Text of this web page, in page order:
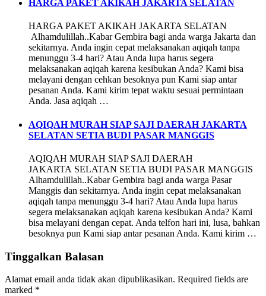
HARGA PAKET AKIKAH JAKARTA SELATAN
HARGA PAKET AKIKAH JAKARTA SELATAN
Alhamdulillah..Kabar Gembira bagi anda warga Jakarta dan
sekitarnya. Anda ingin cepat melaksanakan aqiqah tanpa
menunggu 3-4 hari? Atau Anda lupa harus segera
melaksanakan aqiqah karena kesibukan Anda? Kami bisa
melayani dengan cehkan besoknya pun Kami siap antar
pesanan Anda. Kami kirim tepat waktu sesuai permintaan
Anda. Jasa aqiqah …
AQIQAH MURAH SIAP SAJI DAERAH JAKARTA
SELATAN SETIA BUDI PASAR MANGGIS
AQIQAH MURAH SIAP SAJI DAERAH
JAKARTA SELATAN SETIA BUDI PASAR MANGGIS
Alhamdulillah..Kabar Gembira bagi anda warga Pasar
Manggis dan sekitarnya. Anda ingin cepat melaksanakan
aqiqah tanpa menunggu 3-4 hari? Atau Anda lupa harus
segera melaksanakan aqiqah karena kesibukan Anda? Kami
bisa melayani dengan cepat. Anda telfon hari ini, lusa, bahkan
besoknya pun Kami siap antar pesanan Anda. Kami kirim …
Tinggalkan Balasan
Alamat email anda tidak akan dipublikasikan. Required fields are
marked *